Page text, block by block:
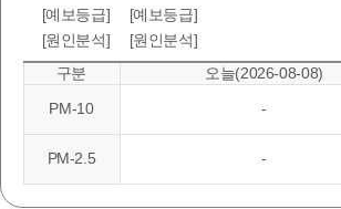
[예보등급]
[예보등급]
[원인분석]
[원인분석]
구분
오늘(2026-08-08)
PM-10
-
PM-2.5 -